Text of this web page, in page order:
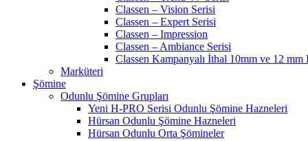
Classen – Vision Serisi
Classen – Expert Serisi
Classen – Impression
Classen – Ambiance Serisi
Classen Kampanyalı İthal 10mm ve 12 mm
Marküteri
Şömine
Odunlu Şömine Grupları
Yeni H-PRO Serisi Odunlu Şömine Hazneleri
Hürsan Odunlu Şömine Hazneleri
Hürsan Odunlu Orta Şömineler